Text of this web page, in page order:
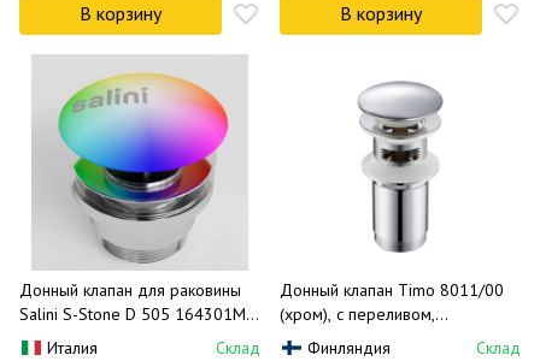
В корзину В корзину
Донный клапан для раковины
Salini S-Stone D 505 164301MF
(покраска по RAL, матовый),
Италия Склад
Донный клапан Timo 8011/00
(хром), с переливом,
универсальный
Финляндия Склад